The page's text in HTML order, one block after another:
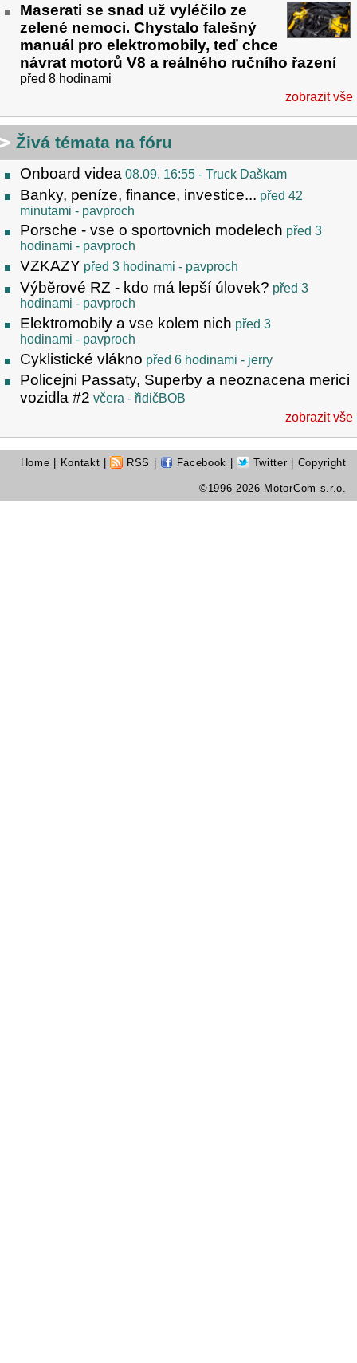
Maserati se snad už vyléčilo ze
zelené nemoci. Chystalo falešný
manuál pro elektromobily, teď chce
návrat motorů V8 a reálného ručního řazení
před 8 hodinami
zobrazit vše
Živá témata na fóru
Onboard videa 08.09. 16:55 - Truck Daškam
Banky, peníze, finance, investice... před 42
minutami - pavproch
Porsche - vse o sportovnich modelech před 3
hodinami - pavproch
VZKAZY před 3 hodinami - pavproch
Výběrové RZ - kdo má lepší úlovek? před 3
hodinami - pavproch
Elektromobily a vse kolem nich před 3
hodinami - pavproch
Cyklistické vlákno před 6 hodinami - jerry
Policejni Passaty, Superby a neoznacena merici
vozidla #2 včera - řidičBOB
zobrazit vše
Home Kontakt RSS Facebook Twitter | Copyright
©1996-2026 MotorCom s.r.o.